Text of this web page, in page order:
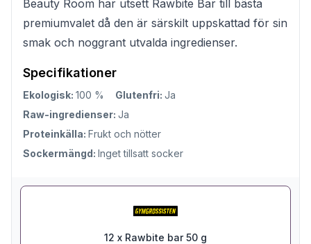
Beauty Room har utsett Rawbite Bar till bästa
premiumvalet då den är särskilt uppskattad för sin
smak och noggrant utvalda ingredienser.
Specifikationer
Ekologisk: 100 % Glutenfri: Ja
Raw-ingredienser: Ja
Proteinkälla: Frukt och nötter
Sockermängd: Inget tillsatt socker
12 x Rawbite bar 50 g